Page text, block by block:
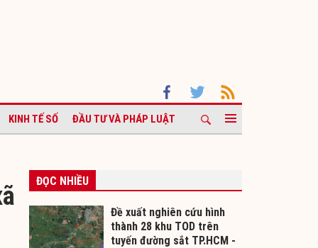
KINH TẾ SỐ ĐẦU TƯ VÀ PHÁP LUẬT
ĐỌC NHIỀU
Đề xuất nghiên cứu hình
thành 28 khu TOD trên
tuyến đường sắt TP.HCM -